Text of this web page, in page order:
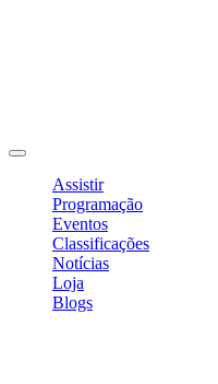
Assistir
Programação
Eventos
Classificações
Notícias
Loja
Blogs